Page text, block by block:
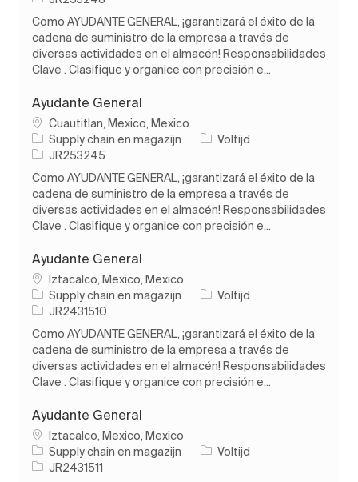
Como AYUDANTE GENERAL, ¡garantizará el éxito de la
cadena de suministro de la empresa a través de
diversas actividades en el almacén! Responsabilidades
Clave . Clasifique y organice con precisión e...
Ayudante General
PlaatsCuautitlan, Mexico, Mexico
Categorie
Supply chain en magazijn Soort baan
Voltijd
Taak-ID
JR253245
Como AYUDANTE GENERAL, ¡garantizará el éxito de la
cadena de suministro de la empresa a través de
diversas actividades en el almacén! Responsabilidades
Clave . Clasifique y organice con precisión e...
Ayudante General
PlaatsIztacalco, Mexico, Mexico
Categorie
Supply chain en magazijn Soort baan
Voltijd
Taak-ID
JR2431510
Como AYUDANTE GENERAL, ¡garantizará el éxito de la
cadena de suministro de la empresa a través de
diversas actividades en el almacén! Responsabilidades
Clave . Clasifique y organice con precisión e...
Ayudante General
PlaatsIztacalco, Mexico, Mexico
Categorie
Supply chain en magazijn Soort baan
Voltijd
Taak-ID
JR2431511